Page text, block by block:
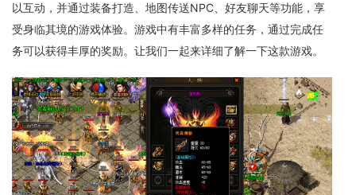
以互动，并通过装备打造、地图传送NPC、好友聊天等功能，享
受身临其境的游戏体验。游戏中有丰富多样的任务，通过完成任
务可以获得丰厚的奖励。让我们一起来详细了解一下这款游戏。